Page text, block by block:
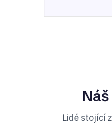
Lidé stojící